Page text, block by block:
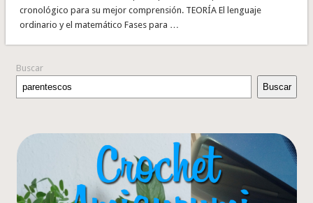
cronológico para su mejor comprensión. TEORÍA El lenguaje
ordinario y el matemático Fases para …
Buscar
Buscar